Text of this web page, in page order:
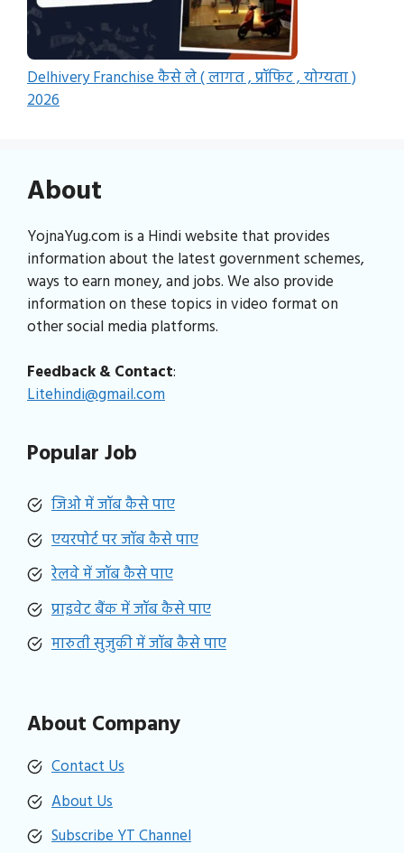
Delhivery Franchise कैसे ले ( लागत , प्रॉफिट , योग्यता )
2026
About
YojnaYug.com is a Hindi website that provides
information about the latest government schemes,
ways to earn money, and jobs. We also provide
information on these topics in video format on
other social media platforms.
Feedback & Contact:
Litehindi@gmail.com
Popular Job
जिओ में जॉब कैसे पाए
एयरपोर्ट पर जॉब कैसे पाए
रेलवे में जॉब कैसे पाए
प्राइवेट बैंक में जॉब कैसे पाए
मारुती सुजुकी में जॉब कैसे पाए
About Company
Contact Us
About Us
Subscribe YT Channel